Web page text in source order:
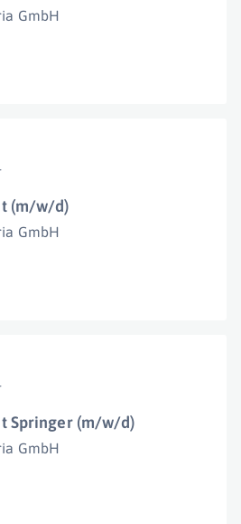
GmbH
(m/w/d)
GmbH
Springer (m/w/d)
GmbH